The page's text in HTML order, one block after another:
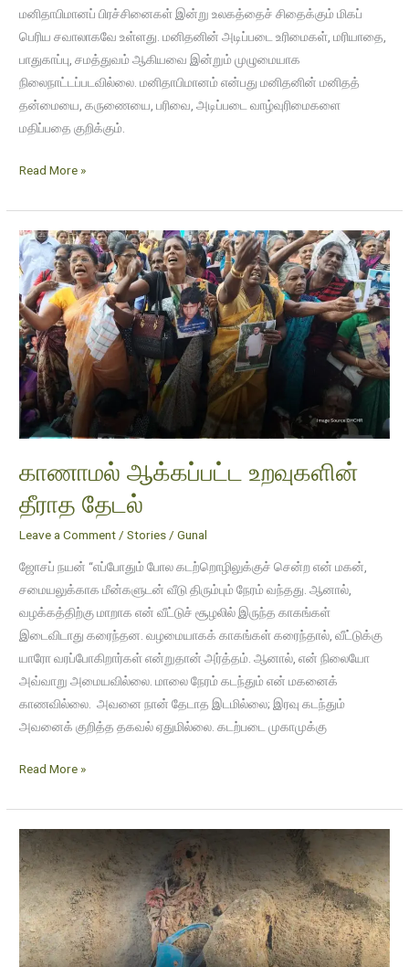
மனிதாபிமானப் பிரச்சினைகள் இன்று உலகத்தைச் சிதைக்கும் மிகப்
பெரிய சவாலாகவே உள்ளது. மனிதனின் அடிப்படை உரிமைகள், மரியாதை,
பாதுகாப்பு, சமத்துவம் ஆகியவை இன்றும் முழுமையாக
நிலைநாட்டப்படவில்லை. மனிதாபிமானம் என்பது மனிதனின் மனிதத்
தன்மையை, கருணையை, பரிவை, அடிப்படை வாழ்வுரிமைகளை
மதிப்பதை குறிக்கும்.
Read More »
காணாமல் ஆக்கப்பட்ட உறவுகளின்
தீராத தேடல்
Leave a Comment /Stories /Gunal
ஜோசப் நயன் “எப்போதும் போல கடற்றொழிலுக்குச் சென்ற என் மகன்,
சமையலுக்காக மீன்களுடன் வீடு திரும்பும் நேரம் வந்தது. ஆனால்,
வழக்கத்திற்கு மாறாக என் வீட்டுச் சூழலில் இருந்த காகங்கள்
இடைவிடாது கரைந்தன. வழமையாகக் காகங்கள் கரைந்தால், வீட்டுக்கு
யாரோ வரப்போகிறார்கள் என்றுதான் அர்த்தம். ஆனால், என் நிலையோ
அவ்வாறு அமையவில்லை. மாலை நேரம் கடந்தும் என் மகனைக்
காணவில்லை. அவனை நான் தேடாத இடமில்லை; இரவு கடந்தும்
அவனைக் குறித்த தகவல் ஏதுமில்லை. கடற்படை முகாமுக்கு
காணாமல்
ஆக்கப்பட்ட
உறவுகளின்
தீராத
தேடல்
Read More »
செம்மணி
மனிதப்
புதைகுழி
விவகாரம்:காணாமல்
போனோர்
பற்றிய